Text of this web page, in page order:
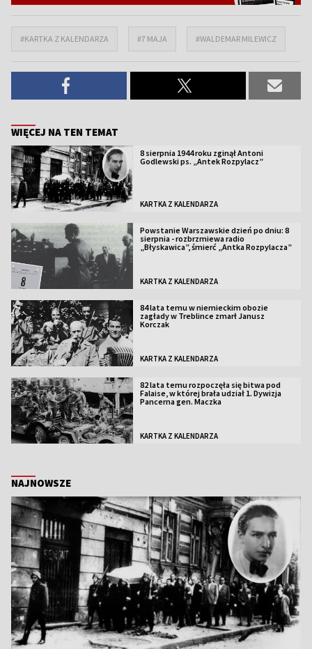
#KARTKA Z KALENDARZA #7 MAJA #WALDEMAR MILEWICZ
WIĘCEJ NA TEN TEMAT
8 sierpnia 1944 roku zginął Antoni
Godlewski ps. „Antek Rozpylacz”
KARTKA Z KALENDARZA
Powstanie Warszawskie dzień po dniu: 8
sierpnia - rozbrzmiewa radio
„Błyskawica”, śmierć „Antka Rozpylacza”
KARTKA Z KALENDARZA
84 lata temu w niemieckim obozie
zagłady w Treblince zmarł Janusz
Korczak
KARTKA Z KALENDARZA
82 lata temu rozpoczęła się bitwa pod
Falaise, w której brała udział 1. Dywizja
Pancerna gen. Maczka
KARTKA Z KALENDARZA
NAJNOWSZE